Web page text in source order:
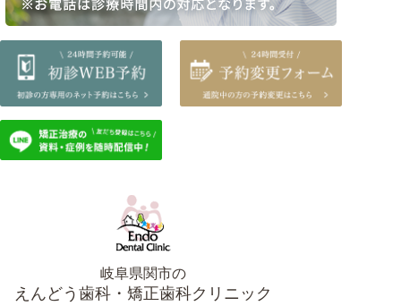
岐阜県関市の
えんどう歯科・矯正歯科クリニック